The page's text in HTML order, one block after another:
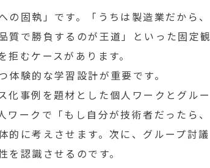
固執」です。「うちは製造業だから、
質で勝負するのが王道」といった固定観
むケースがあります。
験的な学習設計が重要です。
化事例を題材とした個人ワークとグルー
ークで「もし自分が技術者だったら、
的に考えさせます。次に、グループ討議
認識させるのです。